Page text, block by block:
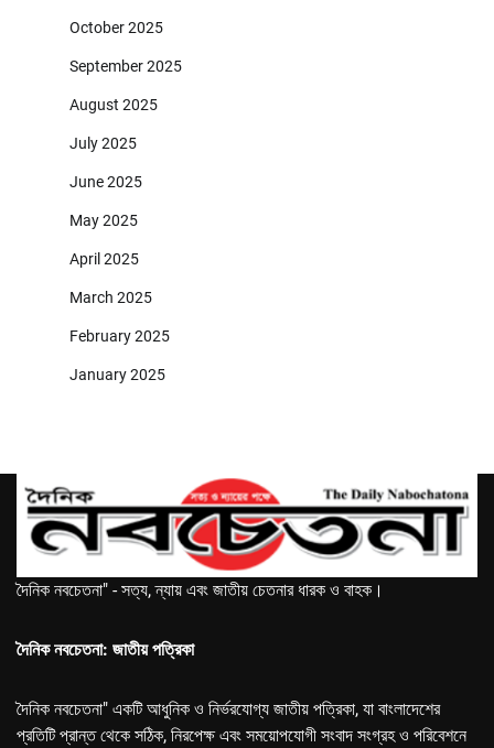
October 2025
September 2025
August 2025
July 2025
June 2025
May 2025
April 2025
March 2025
February 2025
January 2025
দৈনিক নবচেতনা" - সত্য, ন্যায় এবং জাতীয় চেতনার ধারক ও বাহক।
দৈনিক নবচেতনা: জাতীয় পত্রিকা
দৈনিক নবচেতনা" একটি আধুনিক ও নির্ভরযোগ্য জাতীয় পত্রিকা, যা বাংলাদেশের
প্রতিটি প্রান্ত থেকে সঠিক, নিরপেক্ষ এবং সময়োপযোগী সংবাদ সংগ্রহ ও পরিবেশনে